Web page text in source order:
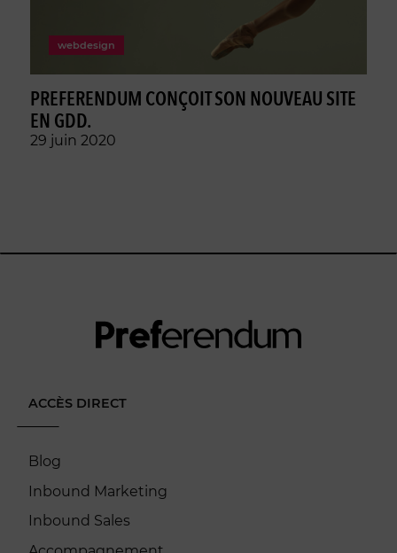
webdesign
PREFERENDUM CONÇOIT SON NOUVEAU SITE
EN GDD.
29 juin 2020
ACCÈS DIRECT
Blog
Inbound Marketing
Inbound Sales